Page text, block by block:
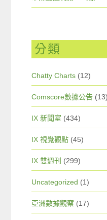
分類
Chatty Charts (12)
Comscore數據公告 (13)
IX 新聞室 (434)
IX 視覺觀點 (45)
IX 雙週刊 (299)
Uncategorized (1)
亞洲數據觀察 (17)